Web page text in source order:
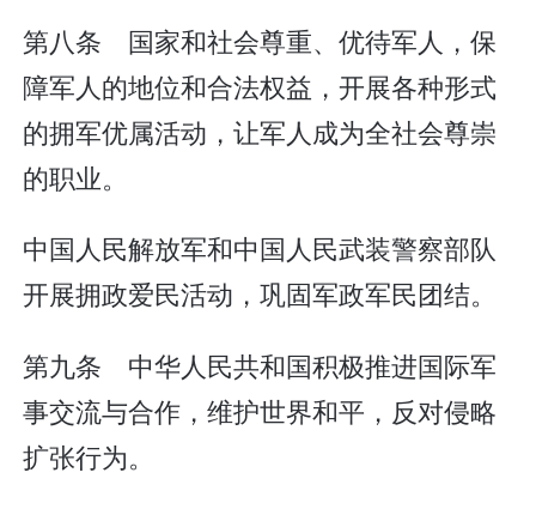
第八条 国家和社会尊重、优待军人，保
障军人的地位和合法权益，开展各种形式
的拥军优属活动，让军人成为全社会尊崇
的职业。
中国人民解放军和中国人民武装警察部队
开展拥政爱民活动，巩固军政军民团结。
第九条 中华人民共和国积极推进国际军
事交流与合作，维护世界和平，反对侵略
扩张行为。